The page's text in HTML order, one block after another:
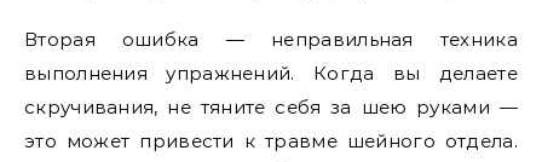
Вторая ошибка — неправильная техника
выполнения упражнений. Когда вы делаете
скручивания, не тяните себя за шею руками —
это может привести к травме шейного отдела.